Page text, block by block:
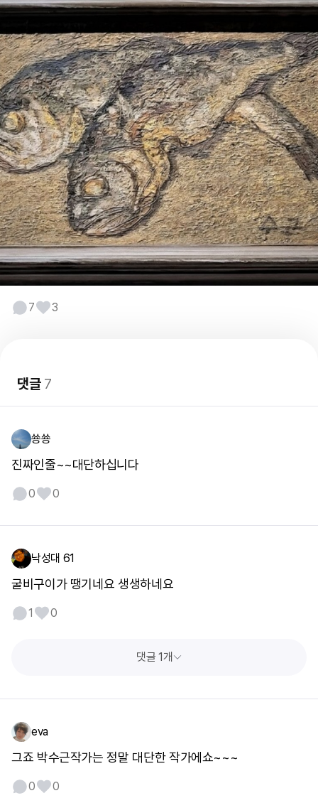
7 3
댓글7
쑝쑝
진짜인줄~~대단하십니다
0 0
낙성대 61
굴비구이가 땡기네요 생생하네요
1 0
댓글 1개
eva
그죠 박수근작가는 정말 대단한 작가에쇼~~~
0 0